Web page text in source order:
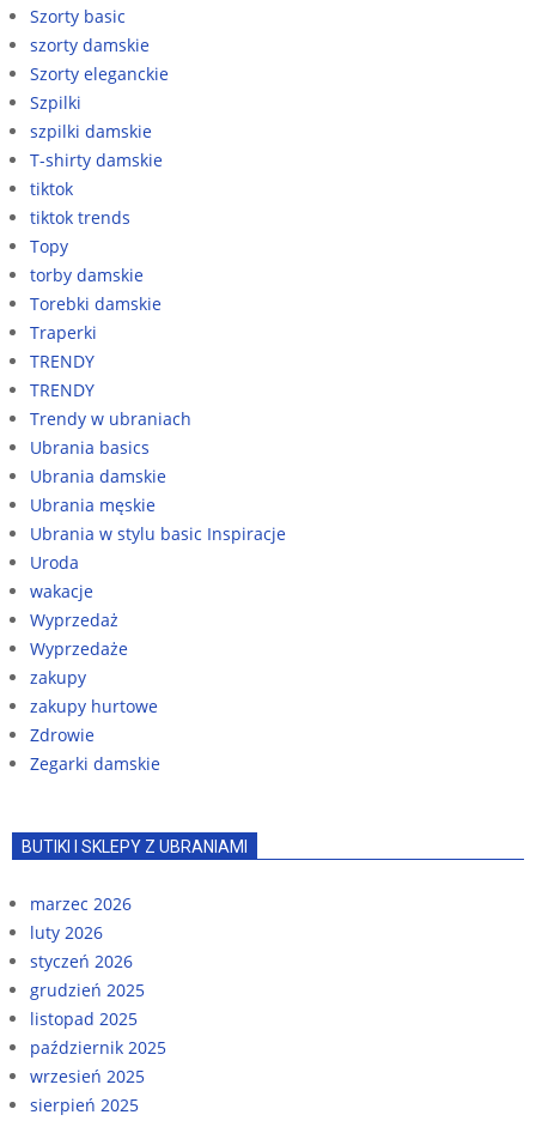
Szorty basic
szorty damskie
Szorty eleganckie
Szpilki
szpilki damskie
T-shirty damskie
tiktok
tiktok trends
Topy
torby damskie
Torebki damskie
Traperki
TRENDY
TRENDY
Trendy w ubraniach
Ubrania basics
Ubrania damskie
Ubrania męskie
Ubrania w stylu basic Inspiracje
Uroda
wakacje
Wyprzedaż
Wyprzedaże
zakupy
zakupy hurtowe
Zdrowie
Zegarki damskie
BUTIKI I SKLEPY Z UBRANIAMI
marzec 2026
luty 2026
styczeń 2026
grudzień 2025
listopad 2025
październik 2025
wrzesień 2025
sierpień 2025